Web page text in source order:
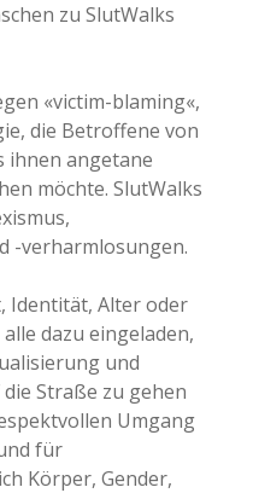
zu SlutWalks
«victim-blaming«,
die Betroffene von
ihnen angetane
möchte. SlutWalks
-verharmlosungen.
Identität, Alter oder
dazu eingeladen,
und
Straße zu gehen
Umgang
für
Körper, Gender,